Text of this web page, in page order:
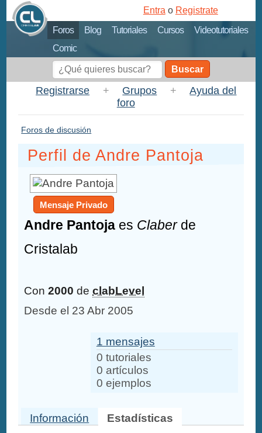
Foros Blog Tutoriales Cursos
Videotutoriales
Comic
Entra o Registrate
Buscar
Registrarse + Grupos +
Ayuda del
foro
Foros de discusión
Perfil de Andre Pantoja
Mensaje Privado
Andre Pantoja es Claberde
Cristalab
Con2000 declabLevel
Desde el 23 Abr 2005
1 mensajes
0 tutoriales
0 artículos
0 ejemplos
Información Estadísticas